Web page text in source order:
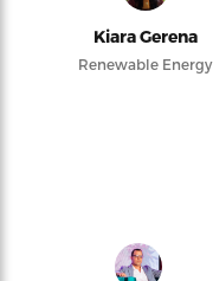
Kiara Gerena
Renewable Energy